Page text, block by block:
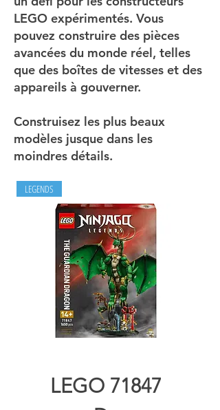
LEGO expérimentés. Vous
pouvez construire des pièces
avancées du monde réel, telles
que des boîtes de vitesses et des
appareils à gouverner.
Construisez les plus beaux
modèles jusque dans les
moindres détails.
LEGENDS
LEGO 71847